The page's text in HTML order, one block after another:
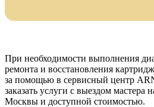
При необходимости выполнения
ремонта и восстановления
за помощью в сервисный центр
заказать услуги с выездом мастера
Москвы и доступной стоимостью.